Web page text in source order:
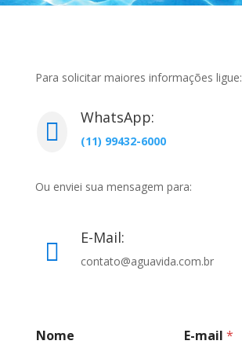
Para solicitar maiores informações ligue:

WhatsApp:
(11) 99432-6000
Ou enviei sua mensagem para:

E-Mail:
contato@aguavida.com.br
Nome E-mail *